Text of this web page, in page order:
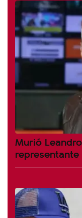
Murió